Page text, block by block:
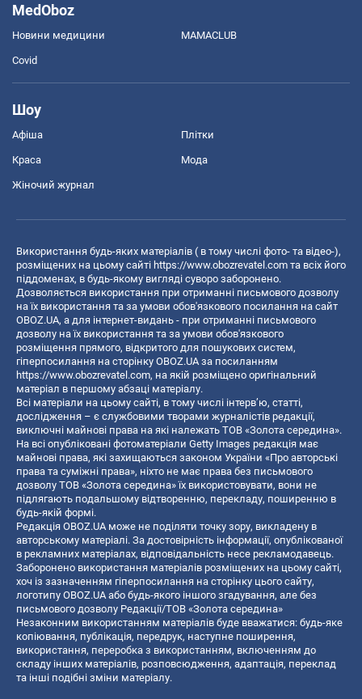
MedOboz
Новини медицини MAMACLUB
Covid
Шоу
Афіша Плітки
Краса Мода
Жіночий журнал
Використання будь-яких матеріалів ( в тому числі фото- та відео-),
розміщених на цьому сайті https://www.obozrevatel.com та всіх його
піддоменах, в будь-якому вигляді суворо заборонено.
Дозволяється використання при отриманні письмового дозволу
на їх використання та за умови обов'язкового посилання на сайт
OBOZ.UA, а для інтернет-видань - при отриманні письмового
дозволу на їх використання та за умови обов'язкового
розміщення прямого, відкритого для пошукових систем,
гіперпосилання на сторінку OBOZ.UA за посиланням
https://www.obozrevatel.com, на якій розміщено оригінальний
матеріал в першому абзаці матеріалу.
Всі матеріали на цьому сайті, в тому числі інтерв’ю, статті,
дослідження – є службовими творами журналістів редакції,
виключні майнові права на які належать ТОВ «Золота середина».
На всі опубліковані фотоматеріали Getty Images редакція має
майнові права, які захищаються законом України «Про авторські
права та суміжні права», ніхто не має права без письмового
дозволу ТОВ «Золота середина» їх використовувати, вони не
підлягають подальшому відтворенню, перекладу, поширенню в
будь-якій формі.
Редакція OBOZ.UA може не поділяти точку зору, викладену в
авторському матеріалі. За достовірність інформації, опублікованої
в рекламних матеріалах, відповідальність несе рекламодавець.
Заборонено використання матеріалів розміщених на цьому сайті,
хоч із зазначенням гіперпосилання на сторінку цього сайту,
логотипу OBOZ.UA або будь-якого іншого згадування, але без
письмового дозволу Редакції/ТОВ «Золота середина»
Незаконним використанням матеріалів буде вважатися: будь-яке
копiювання, публiкацiя, передрук, наступне поширення,
використання, переробка з використанням, включенням до
складу інших матеріалів, розповсюдження, адаптація, переклад
та інші подібні зміни матеріалу.